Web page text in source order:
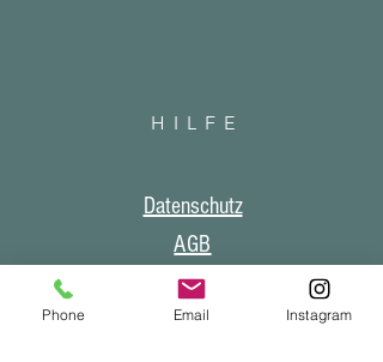
HILF E
Datenschutz
AGB
Impressum
Phone Email Instagram